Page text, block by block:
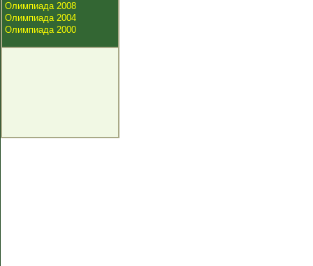
Олимпиада 2008
Олимпиада 2004
Олимпиада 2000